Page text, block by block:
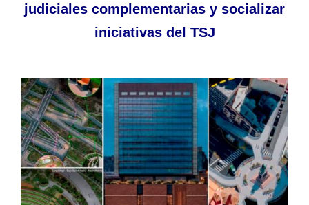
judiciales complementarias y socializar
iniciativas del TSJ